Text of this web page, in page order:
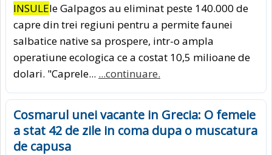
INSULEle Galpagos au eliminat peste 140.000 de
capre din trei regiuni pentru a permite faunei
salbatice native sa prospere, intr-o ampla
operatiune ecologica ce a costat 10,5 milioane de
dolari. "Caprele... ...continuare.
Cosmarul unei vacante in Grecia: O femeie
a stat 42 de zile in coma dupa o muscatura
de capusa